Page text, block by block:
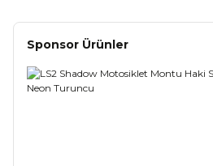
Sponsor Ürünler